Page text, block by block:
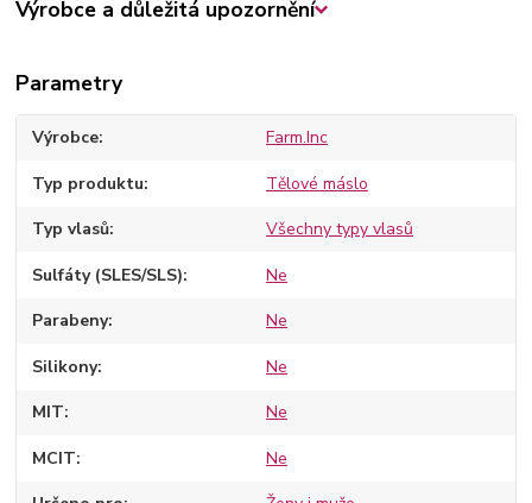
Výrobce a důležitá upozornění
Parametry
Výrobce Farm.Inc
Typ produktu Tělové máslo
Typ vlasů Všechny typy vlasů
Sulfáty (SLES/SLS) Ne
Parabeny Ne
Silikony Ne
MIT Ne
MCIT Ne